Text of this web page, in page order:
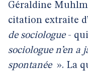
Géraldine
citation extraite
de sociologue- qui
sociologue n’en
spontanée ». La